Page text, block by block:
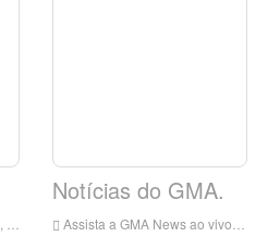
Notícias do GMA.
Assista a GMA News ao vivo on-line, GMA Notícias HD Live Streaming, GMA News Watch Live TV de Filipinas